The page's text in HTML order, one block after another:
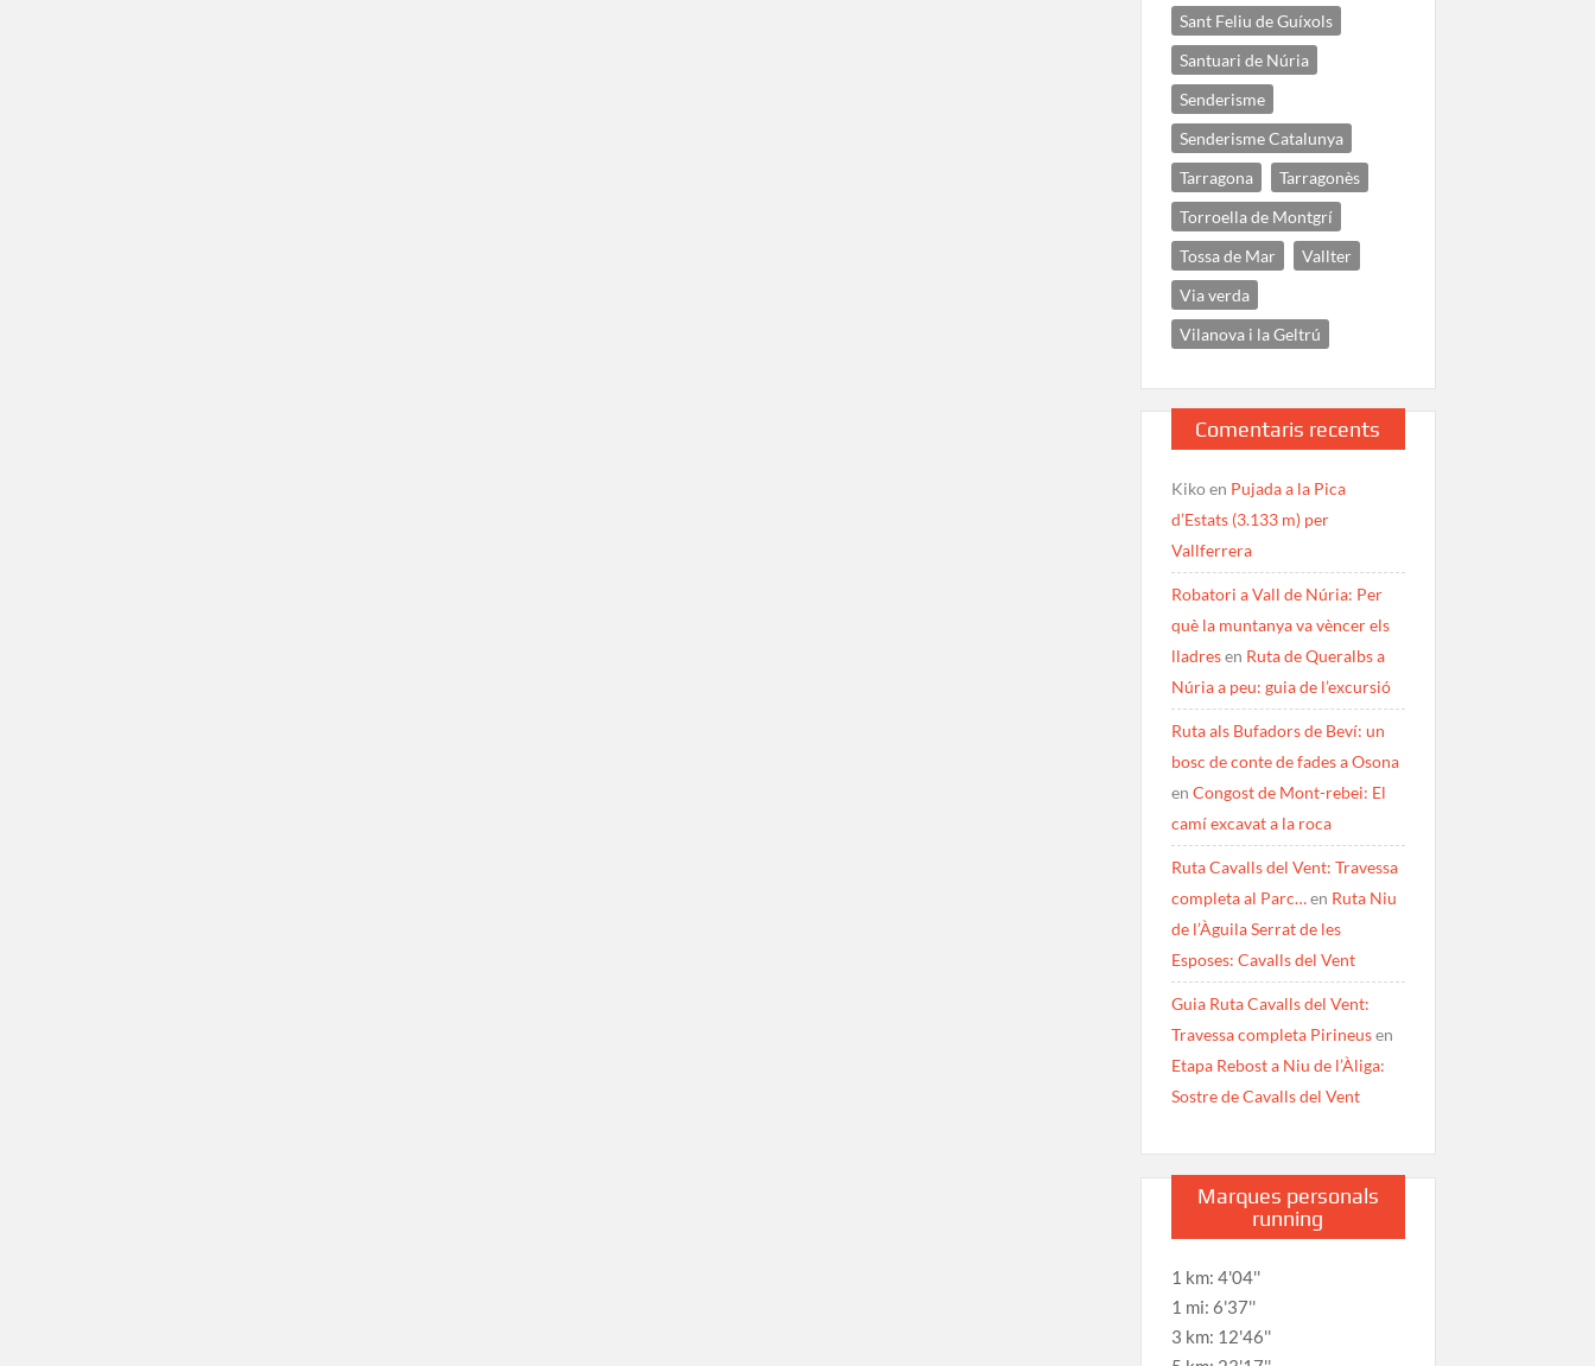
Sant Feliu de Guíxols
Santuari de Núria
Senderisme
Senderisme Catalunya
Tarragona
Tarragonès
Torroella de Montgrí
Tossa de Mar
Vallter
Via verda
Vilanova i la Geltrú
Comentaris recents
Kikoen Pujada a la Pica
d’Estats (3.133 m) per
Vallferrera
Robatori a Vall de Núria: Per
què la muntanya va vèncer els
lladresen Ruta de Queralbs a
Núria a peu: guia de l’excursió
Ruta als Bufadors de Beví: un
bosc de conte de fades a Osona
en Congost de Mont-rebei: El
camí excavat a la roca
Ruta Cavalls del Vent: Travessa
completa al Parc…en Ruta Niu
de l’Àguila Serrat de les
Esposes: Cavalls del Vent
Guia Ruta Cavalls del Vent:
Travessa completa Pirineusen
Etapa Rebost a Niu de l’Àliga:
Sostre de Cavalls del Vent
Marques personals
running
1 km: 4'04''
1 mi: 6'37''
3 km: 12'46''